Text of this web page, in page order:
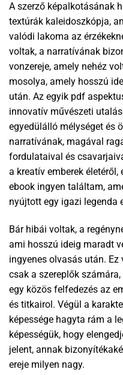
A szerző képalkotásának
textúrák kaleidoszkópja,
valódi lakoma az
voltak, a narratívának
vonzereje, amely nehéz
mosolya, amely hosszú
után. Az egyik pdf
innovatív művészeti
egyedülálló mélységet és
narratívának, magával
fordulataival és
a kreatív emberek
ebook ingyen találtam,
nyújtott egy igazi legenda
Bár hibái voltak, a
ami hosszú ideig maradt
ingyenes olvasás után.
csak a szereplők
egy közös felfedezés az
és titkairol. Végül a
képessége hagyta rám a
képességük, hogy
jelent, annak
ereje milyen nagy.